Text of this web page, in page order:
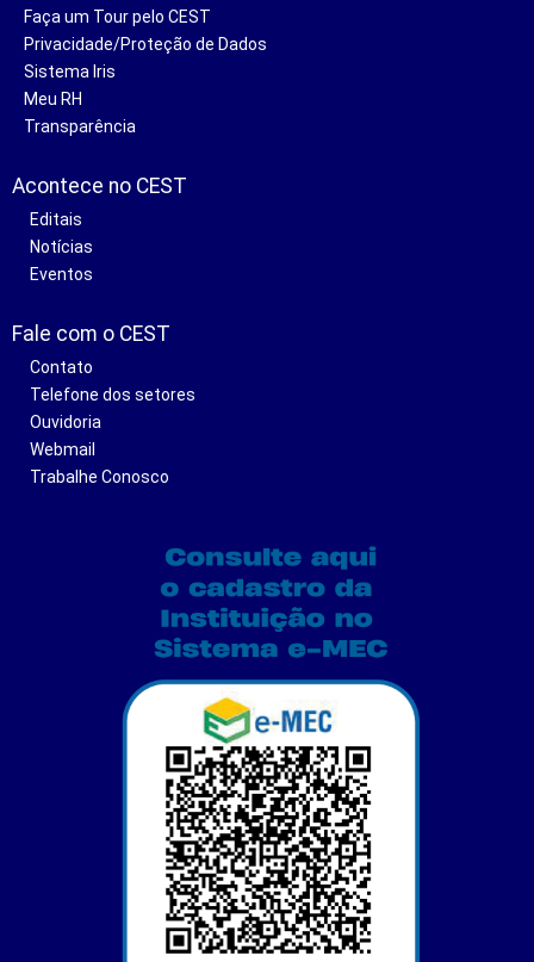
Faça um Tour pelo CEST
Privacidade/Proteção de Dados
Sistema Iris
Meu RH
Transparência
Acontece no CEST
Editais
Notícias
Eventos
Fale com o CEST
Contato
Telefone dos setores
Ouvidoria
Webmail
Trabalhe Conosco